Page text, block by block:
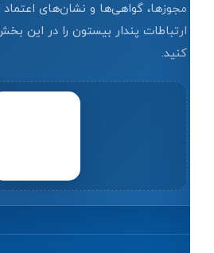
مجوزها، گواهی‌ها و نشان‌های اعتماد
ارتباطات پندار بیستون را در این
کنید.